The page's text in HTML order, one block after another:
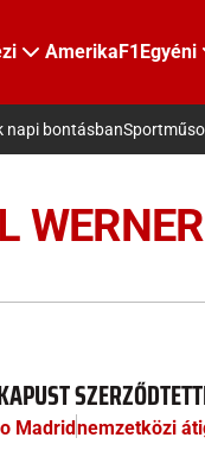
AmerikaF1Egyéni
napi bontásban
WERNER
Madridnemzetközi